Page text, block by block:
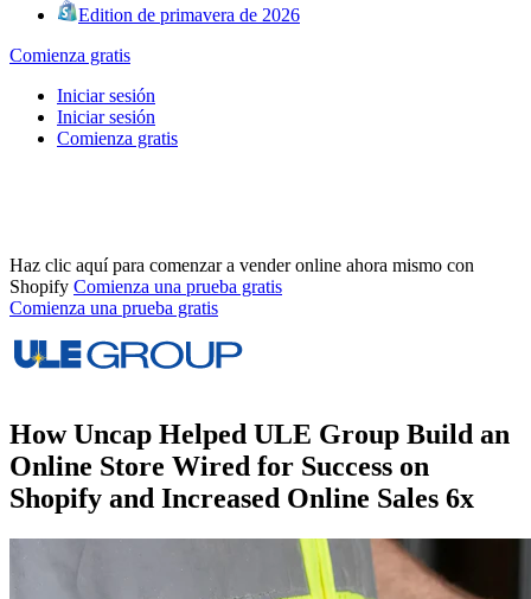
Edition de primavera de 2026
Comienza gratis
Iniciar sesión
Iniciar sesión
Comienza gratis
Haz clic aquí para comenzar a vender online ahora mismo con
Shopify Comienza una prueba gratis
Comienza una prueba gratis
How Uncap Helped ULE Group Build an
Online Store Wired for Success on
Shopify and Increased Online Sales 6x